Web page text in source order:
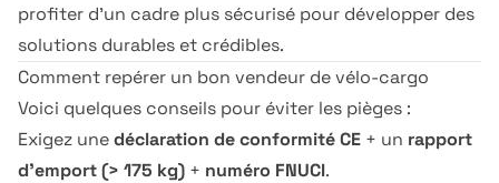
profiter d’un cadre plus sécurisé pour développer des
solutions durables et crédibles.
Comment repérer un bon vendeur de vélo-cargo
Voici quelques conseils pour éviter les pièges :
Exigez unedéclaration de conformité CE + un rapport
d’emport (> 175 kg) + numéro FNUCI.